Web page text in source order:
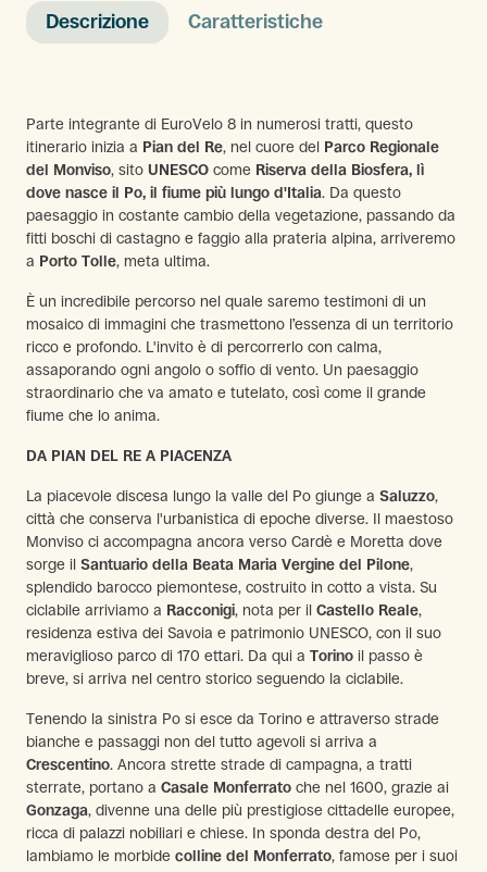
Descrizione Caratteristiche
Parte integrante di EuroVelo 8 in numerosi tratti, questo
itinerario inizia a Pian del Re, nel cuore del Parco Regionale
del Monviso, sito UNESCO come Riserva della Biosfera, lì
dove nasce il Po, il fiume più lungo d'Italia. Da questo
paesaggio in costante cambio della vegetazione, passando da
fitti boschi di castagno e faggio alla prateria alpina, arriveremo
a Porto Tolle, meta ultima.
È un incredibile percorso nel quale saremo testimoni di un
mosaico di immagini che trasmettono l’essenza di un territorio
ricco e profondo. L'invito è di percorrerlo con calma,
assaporando ogni angolo o soffio di vento. Un paesaggio
straordinario che va amato e tutelato, così come il grande
fiume che lo anima.
DA PIAN DEL RE A PIACENZA
La piacevole discesa lungo la valle del Po giunge a Saluzzo,
città che conserva l'urbanistica di epoche diverse. Il maestoso
Monviso ci accompagna ancora verso Cardè e Moretta dove
sorge il Santuario della Beata Maria Vergine del Pilone,
splendido barocco piemontese, costruito in cotto a vista. Su
ciclabile arriviamo a Racconigi, nota per il Castello Reale,
residenza estiva dei Savoia e patrimonio UNESCO, con il suo
meraviglioso parco di 170 ettari. Da qui a Torino il passo è
breve, si arriva nel centro storico seguendo la ciclabile.
Tenendo la sinistra Po si esce da Torino e attraverso strade
bianche e passaggi non del tutto agevoli si arriva a
Crescentino. Ancora strette strade di campagna, a tratti
sterrate, portano a Casale Monferrato che nel 1600, grazie ai
Gonzaga, divenne una delle più prestigiose cittadelle europee,
ricca di palazzi nobiliari e chiese. In sponda destra del Po,
lambiamo le morbide colline del Monferrato, famose per i suoi